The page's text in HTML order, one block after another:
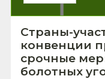
Страны-
конвенции
срочные
болотных